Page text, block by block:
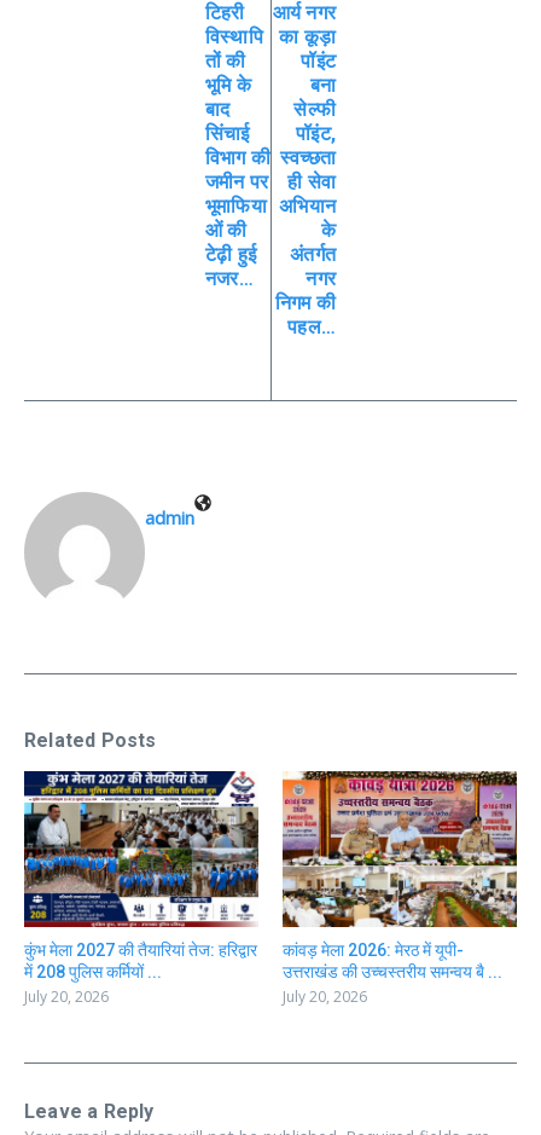
टिहरी
विस्थापि
तों की
भूमि के
बाद
सिंचाई
विभाग की
जमीन पर
भूमाफिया
ओं की
टेढ़ी हुई
नजर…
आर्य नगर
का कूड़ा
पॉइंट
बना
सेल्फी
पॉइंट,
स्वच्छता
ही सेवा
अभियान
के
अंतर्गत
नगर
निगम की
पहल…
admin
Related Posts
कुंभ मेला 2027 की तैयारियां तेज: हरिद्वार
में 208 पुलिस कर्मियों ...
July 20, 2026
कांवड़ मेला 2026: मेरठ में यूपी-
उत्तराखंड की उच्चस्तरीय समन्वय बै ...
July 20, 2026
Leave a Reply